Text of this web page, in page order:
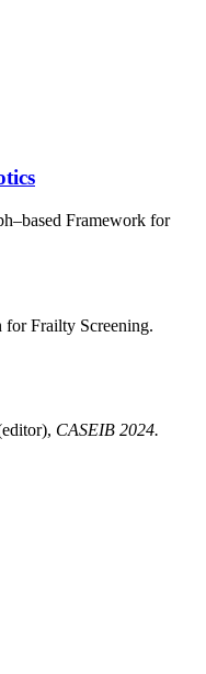
Framework for
for Frailty Screening.
CASEIB 2024.